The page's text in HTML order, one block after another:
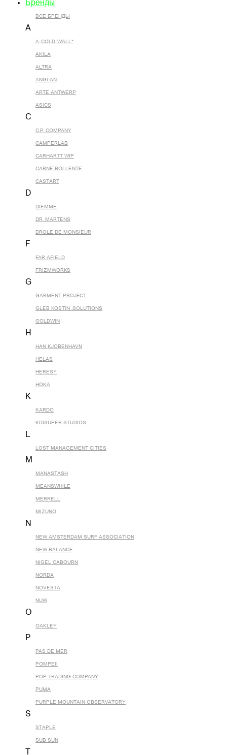
Бренды
ВСЕ БРЕНДЫ
A
A-COLD-WALL*
AKILA
ALTRA
ANGLAN
ARTE ANTWERP
ASICS
C
C.P. COMPANY
CAMPERLAB
CARHARTT WIP
CARNE BOLLENTE
CASTART
D
DIEMME
DR. MARTENS
DROLE DE MONSIEUR
F
FAR AFIELD
FRIZMWORKS
G
GARMENT PROJECT
GLEB KOSTIN .SOLUTIONS
GOLDWIN
H
HAN KJOBENHAVN
HELAS
HERESY
HOKA
K
KARDO
KIDSUPER STUDIOS
L
LOST MANAGEMENT CITIES
M
MANASTASH
MEANSWHILE
MERRELL
MIZUNO
N
NEW AMSTERDAM SURF ASSOCIATION
NEW BALANCE
NIGEL CABOURN
NORDA
NOVESTA
NUW
O
OAKLEY
P
PAS DE MER
POMPEII
POP TRADING COMPANY
PUMA
PURPLE MOUNTAIN OBSERVATORY
S
STAPLE
SUB SUN